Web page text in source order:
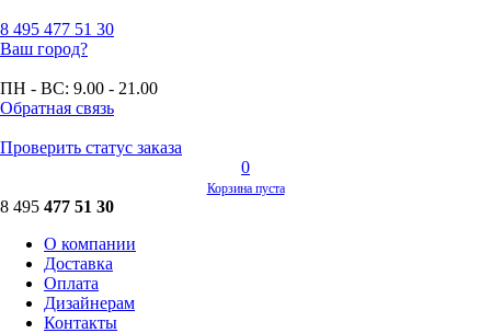
8 495 477 51 30
Ваш город?
ПН - ВС: 9.00 - 21.00
Обратная связь
Проверить статус заказа
0
Корзина пуста
8 495 477 51 30
О компании
Доставка
Оплата
Дизайнерам
Контакты